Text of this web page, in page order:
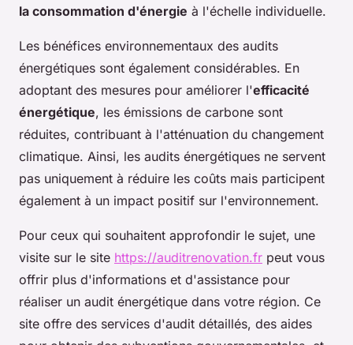
la consommation d'énergie à l'échelle individuelle.
Les bénéfices environnementaux des audits
énergétiques sont également considérables. En
adoptant des mesures pour améliorer l'efficacité
énergétique, les émissions de carbone sont
réduites, contribuant à l'atténuation du changement
climatique. Ainsi, les audits énergétiques ne servent
pas uniquement à réduire les coûts mais participent
également à un impact positif sur l'environnement.
Pour ceux qui souhaitent approfondir le sujet, une
visite sur le site https://auditrenovation.fr peut vous
offrir plus d'informations et d'assistance pour
réaliser un audit énergétique dans votre région. Ce
site offre des services d'audit détaillés, des aides